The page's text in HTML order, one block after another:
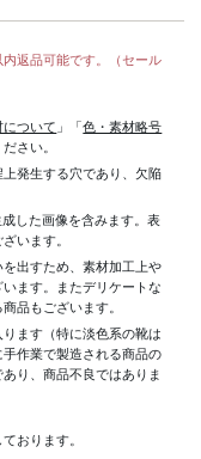
返品可能です。（セール
について 」「色・素材略号
さい。
発生する穴であり、欠陥
した画像を含みます。表
います。
を出すため、素材加工上
ます。またデリケートな
品もございます。
ます（特に淡色系の靴は
作業で製造される商品の
り、商品不良ではありま
おります。